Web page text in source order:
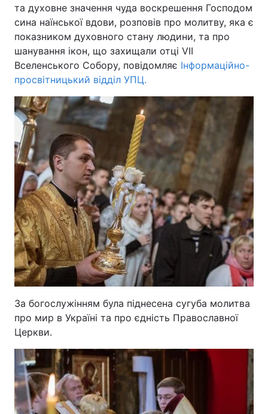
та духовне значення чуда воскрешення Господом
сина наїнської вдови, розповів про молитву, яка є
показником духовного стану людини, та про
шанування ікон, що захищали отці VII
Вселенського Собору, повідомляє Інформаційно-
просвітницький відділ УПЦ.
За богослужінням була піднесена сугуба молитва
про мир в Україні та про єдність Православної
Церкви.